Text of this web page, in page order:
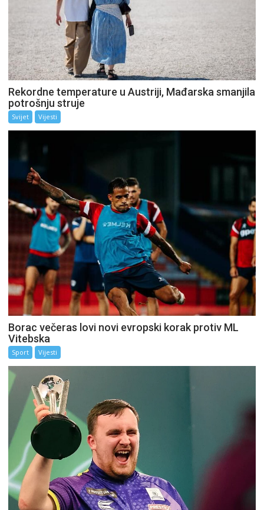
Rekordne temperature u Austriji, Mađarska smanjila
potrošnju struje
Svijet Vijesti
Borac večeras lovi novi evropski korak protiv ML
Vitebska
Sport Vijesti